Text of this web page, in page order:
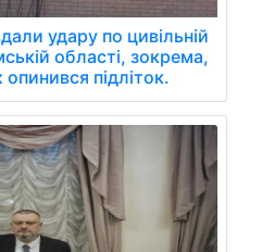
удару по цивільній
області, зокрема,
підліток.